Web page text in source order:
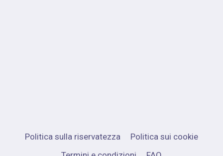
Politica sulla riservatezza
Politica sui cookie